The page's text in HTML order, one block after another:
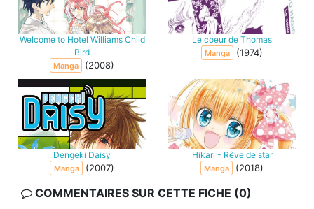
Welcome to Hotel Williams Child
Bird
Manga (2008)
Le coeur de Thomas
Manga (1974)
Dengeki Daisy
Manga (2007)
Hikari - Rêve de star
Manga (2018)
COMMENTAIRES SUR CETTE FICHE (0)